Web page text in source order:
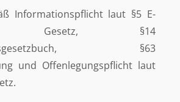
Informationspflicht laut §5 E-
Gesetz, §14
§63
und Offenlegungspflicht laut